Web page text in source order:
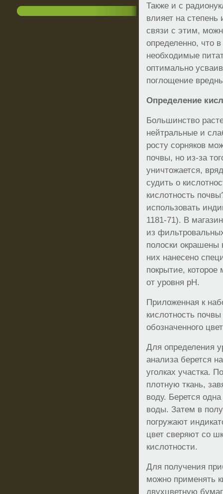
Также и с
влияет на
связи с этим,
определенно, что
необходимые
оптимально
поглощение
Определение
Большинство
нейтральные и
росту сорняков
почвы, но из-за
уничтожается,
судить о
кислотность
использовать
1181-71). В
из
полоски окрашены
них нанесено
покрытие, которое
от уровня рН.
Приложенная к
кислотность
обозначенного
Для определения
анализа берется
уголках участка.
плотную ткань,
воду. Берется
воды. Затем в
погружают
цвет сверяют со
кислотности.
Для получения
можно применять
двухцветную